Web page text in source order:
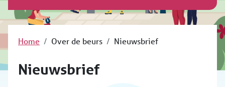
Home Over de beurs Nieuwsbrief
Nieuwsbrief